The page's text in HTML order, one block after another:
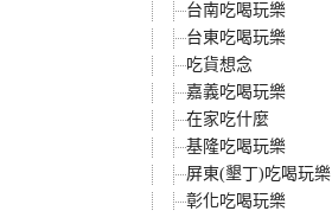
台南吃喝玩樂
台東吃喝玩樂
吃貨想念
嘉義吃喝玩樂
在家吃什麼
基隆吃喝玩樂
屏東(墾丁)吃喝玩樂
彰化吃喝玩樂